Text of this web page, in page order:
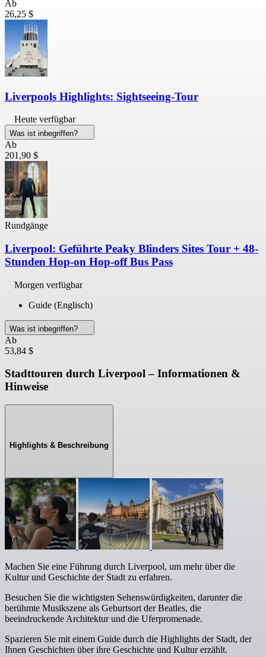
Ab
26,25 $
Liverpools Highlights: Sightseeing-Tour
Heute verfügbar
Was ist inbegriffen?
Ab
201,90 $
Rundgänge
Liverpool: Geführte Peaky Blinders Sites Tour + 48-
Stunden Hop-on Hop-off Bus Pass
Morgen verfügbar
Guide (Englisch)
Was ist inbegriffen?
Ab
53,84 $
Stadttouren durch Liverpool – Informationen &
Hinweise
Highlights & Beschreibung
Machen Sie eine Führung durch Liverpool, um mehr über die
Kultur und Geschichte der Stadt zu erfahren.
Besuchen Sie die wichtigsten Sehenswürdigkeiten, darunter die
berühmte Musikszene als Geburtsort der Beatles, die
beeindruckende Architektur und die Uferpromenade.
Spazieren Sie mit einem Guide durch die Highlights der Stadt, der
Ihnen Geschichten über ihre Geschichte und Kultur erzählt.